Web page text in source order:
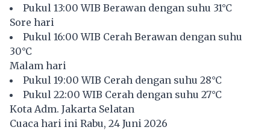
Pukul 13:00 WIB Berawan dengan suhu 31°C
Sore hari
Pukul 16:00 WIB Cerah Berawan dengan suhu
30°C
Malam hari
Pukul 19:00 WIB Cerah dengan suhu 28°C
Pukul 22:00 WIB Cerah dengan suhu 27°C
Kota Adm. Jakarta Selatan
Cuaca hari ini Rabu, 24 Juni 2026